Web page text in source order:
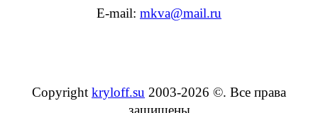
E-mail: mkva@mail.ru
Copyright kryloff.su 2003-2026 ©. Все права
защищены